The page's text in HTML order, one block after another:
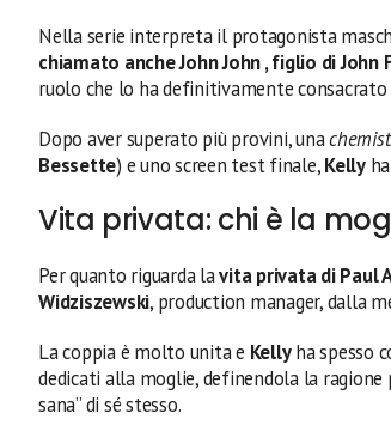
Nella serie interpreta il protagonista
chiamato anche John John , figlio di John
ruolo che lo ha definitivamente
Dopo aver superato più provini, una
Bessette) e uno screen test finale,Kelly
Vita privata: chi è la
Per quanto riguarda lavita privata di Paul
Widziszewski, production manager, dalla
La coppia è molto unita e Kellyha spesso
dedicati alla moglie, definendola la ragione
sana” di sé stesso.